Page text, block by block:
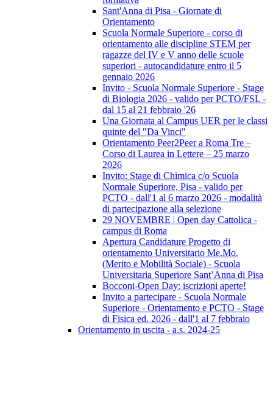
Sant'Anna di Pisa - Giornate di
Orientamento
Scuola Normale Superiore - corso di
orientamento alle discipline STEM per
ragazze del IV e V anno delle scuole
superiori - autocandidature entro il 5
gennaio 2026
Invito - Scuola Normale Superiore - Stage
di Biologia 2026 - valido per PCTO/FSL -
dal 15 al 21 febbraio '26
Una Giornata al Campus UER per le classi
quinte del "Da Vinci"
Orientamento Peer2Peer a Roma Tre –
Corso di Laurea in Lettere – 25 marzo
2026
Invito: Stage di Chimica c/o Scuola
Normale Superiore, Pisa - valido per
PCTO - dall'1 al 6 marzo 2026 - modalità
di partecipazione alla selezione
29 NOVEMBRE | Open day Cattolica -
campus di Roma
Apertura Candidature Progetto di
orientamento Universitario Me.Mo.
(Merito e Mobilità Sociale) - Scuola
Universitaria Superiore Sant’Anna di Pisa
Bocconi-Open Day: iscrizioni aperte!
Invito a partecipare - Scuola Normale
Superiore - Orientamento e PCTO - Stage
di Fisica ed. 2026 - dall'1 al 7 febbraio
Orientamento in uscita - a.s. 2024-25